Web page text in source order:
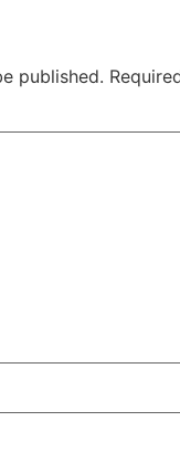
published.